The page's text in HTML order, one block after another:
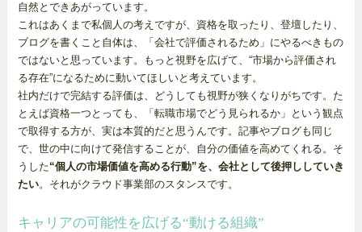
自然とできあがっています。
これはあくまで私個人の考えですが、資格を取ったり、登壇したり、
ブログを書くこと自体は、「会社で評価されるため」にやるべきもの
ではないと思っています。もっと視野を広げて、“市場から評価され
る存在”になるために動いてほしいと考えています。
社内だけで完結する評価は、どうしても視野が狭くなりがちです。た
とえば資格一つとっても、「転職市場でどう見られるか」という観点
で取得する方が、実は本質的だと思うんです。記事やブログも同じ
で、世の中に向けて発信することが、自分の価値を高めてくれる。そ
うした“個人の市場価値を高める行動”を、会社として後押ししていき
たい。それがクラウド事業部のスタンスです。
キャリアの可能性を広げる“動ける組織”